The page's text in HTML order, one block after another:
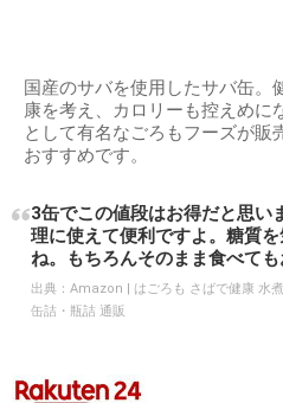
国産のサバを使用したサバ缶。
康を考え、カロリーも控えめに
として有名なごろもフーズが販
おすすめです。
3缶でこの値段はお得だと思い
理に使えて便利ですよ。糖質
ね。もちろんそのまま食べても
出典： Amazon | はごろも さばで健康 水
缶詰・瓶詰 通販